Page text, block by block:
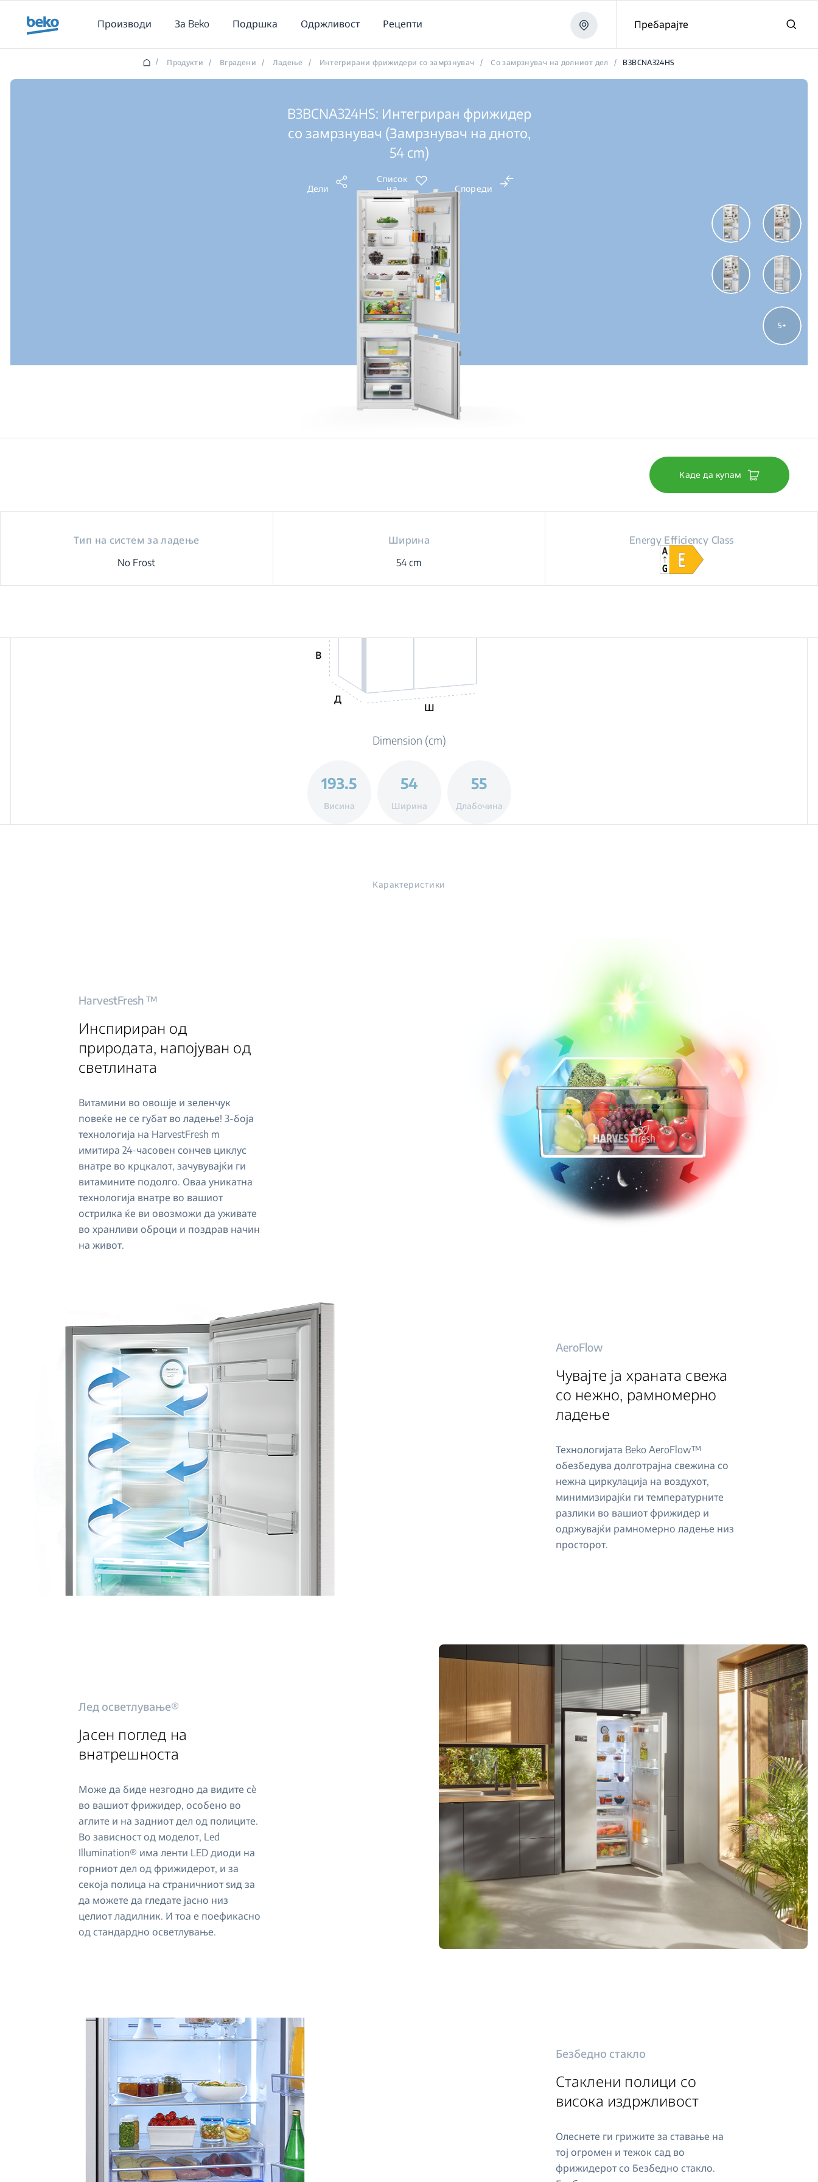
Производи
За Beko Подршка Одржливост Рецепти Пребарајте
/ Продукти / Вградени / Ладење / Интегрирани фрижидери со замрзнувач / Со замрзнувач на долниот дел / B3BCNA324HS
B3BCNA324HS: Интегриран фрижидер
со замрзнувач (Замрзнувач на дното,
54 cm)
Дели
Список
на
желби
Спореди
5
Каде да купам
Тип на систем за ладење
No Frost
Ширина
54 cm
Energy Efficiency Class
В
Д
Ш
Dimension (cm)
193.5
Висина
54
Ширина
55
Длабочина
Карактеристики
HarvestFresh ™
Инспириран од
природата, напојуван од
светлината
Витамини во овошје и зеленчук
повеќе не се губат во ладење! 3-боја
технологија на HarvestFresh m
имитира 24-часовен сончев циклус
внатре во крцкалот, зачувувајќи ги
витамините подолго. Оваа уникатна
технологија внатре во вашиот
острилка ќе ви овозможи да уживате
во хранливи оброци и поздрав начин
на живот.
AeroFlow
Чувајте ја храната свежа
со нежно, рамномерно
ладење
Технологијата Beko AeroFlow™
обезбедува долготрајна свежина со
нежна циркулација на воздухот,
минимизирајќи ги температурните
разлики во вашиот фрижидер и
одржувајќи рамномерно ладење низ
просторот.
Лед осветлување®
Јасен поглед на
внатрешноста
Може да биде незгодно да видите сè
во вашиот фрижидер, особено во
аглите и на задниот дел од полиците.
Во зависност од моделот, Led
Illumination® има ленти LED диоди на
горниот дел од фрижидерот, и за
секоја полица на страничниот ѕид за
да можете да гледате јасно низ
целиот ладилник. И тоа е поефикасно
од стандардно осветлување.
Безбедно стакло
Стаклени полици со
висока издржливост
Олеснете ги грижите за ставање на
тој огромен и тежок сад во
фрижидерот со Безбедно стакло.